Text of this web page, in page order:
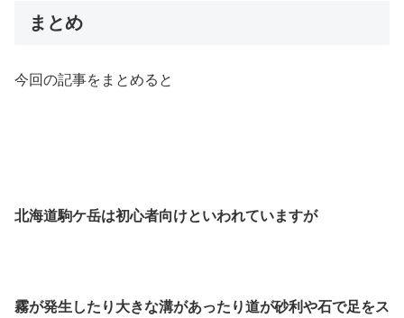
まとめ
今回の記事をまとめると
北海道駒ケ岳は初心者向けといわれていますが
霧が発生したり大きな溝があったり道が砂利や石で足をス